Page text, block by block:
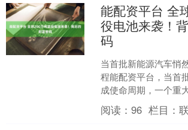
能配资平台 全
役电池来袭！
码
当首批新能源汽车悄
程能配资平台，当首
成使命周期，一个重
然降临。这些曾经驱
未....
阅读：96 栏目：